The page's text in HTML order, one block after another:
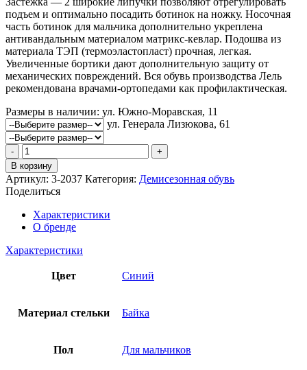
подъем и оптимально посадить ботинок на ножку. Носочная
часть ботинок для мальчика дополнительно укреплена
антивандальным материалом матрикс-кевлар. Подошва из
материала ТЭП (термоэластопласт) прочная, легкая.
Увеличенные бортики дают дополнительную защиту от
механических повреждений. Вся обувь производства Лель
рекомендована врачами-ортопедами как профилактическая.
Размеры в наличии: ул. Южно-Моравская, 11
ул. Генерала Лизюкова, 61
Количество
товара
Ботинки
ЛЕЛЬ
В корзину
Артикул: 3-2037 Категория: Демисезонная обувь
Поделиться
Характеристики
О бренде
Характеристики
Цвет Синий
Материал стельки Байка
Пол Для мальчиков